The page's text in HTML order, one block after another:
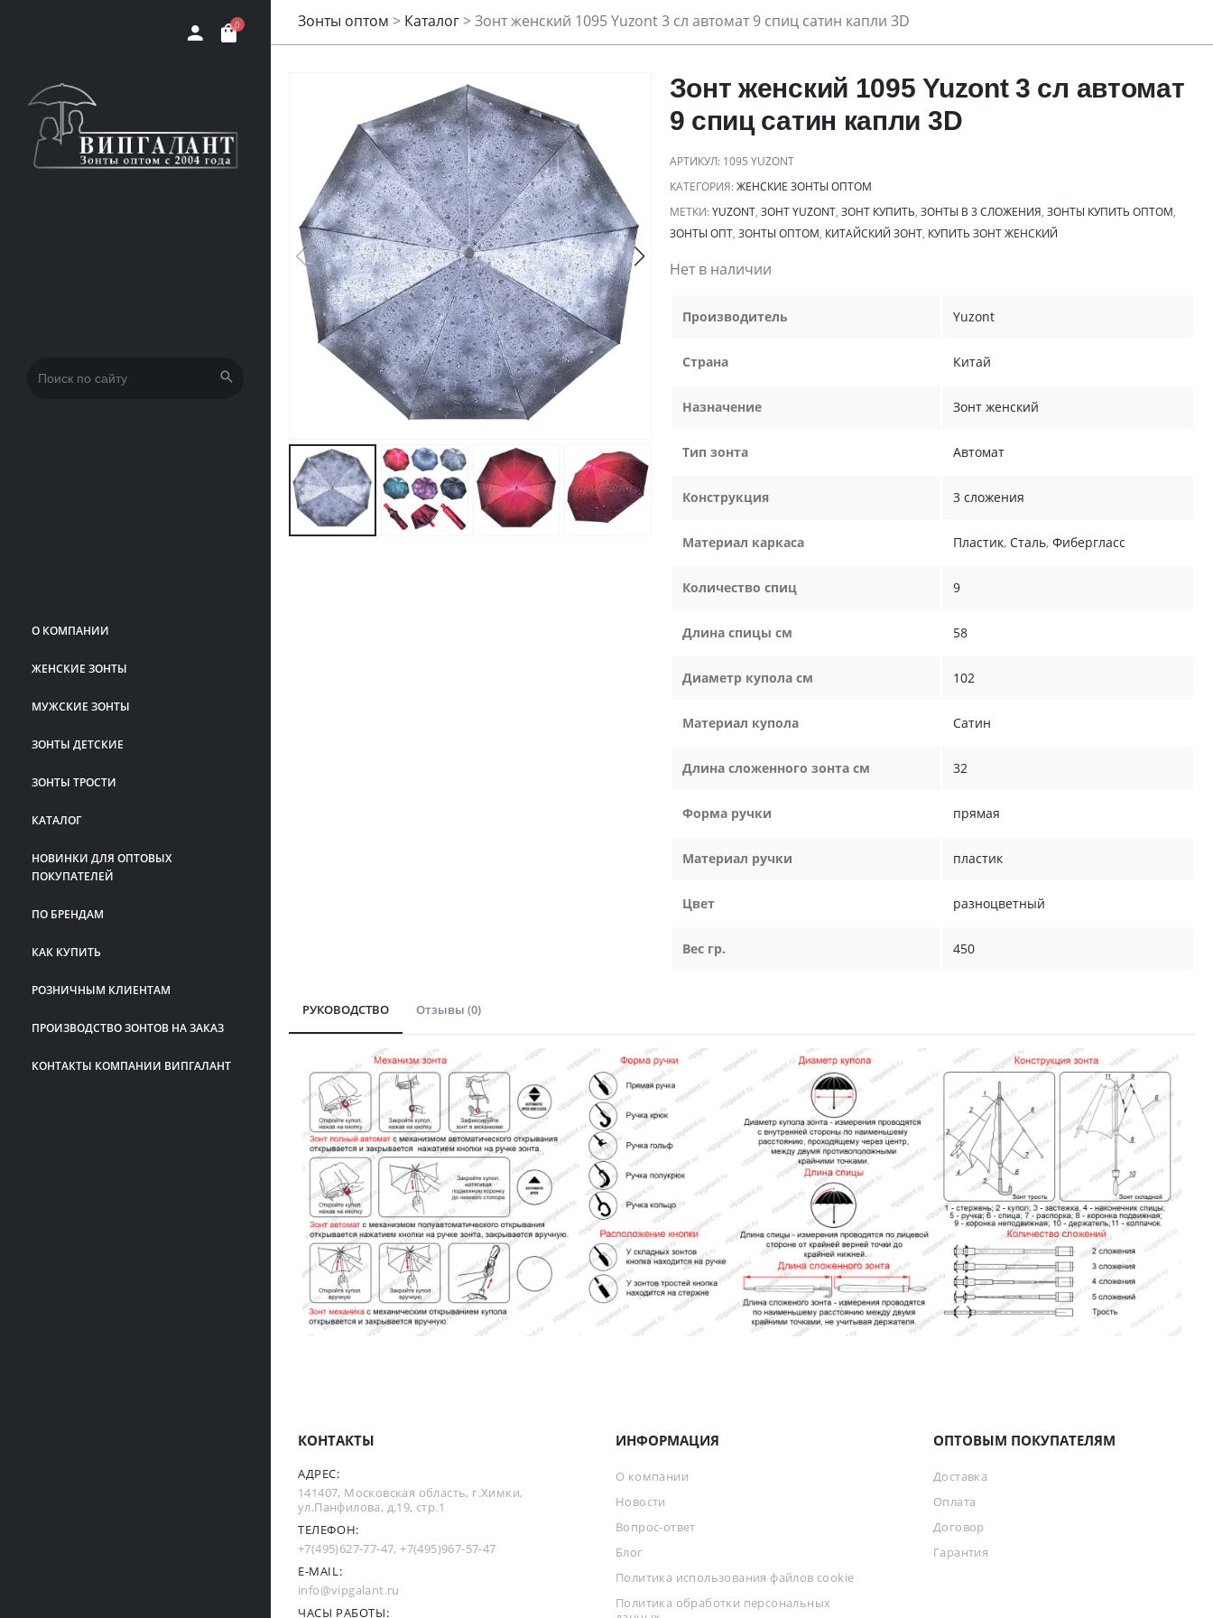
0
Искать:
О КОМПАНИИ
ЖЕНСКИЕ ЗОНТЫ
МУЖСКИЕ ЗОНТЫ
ЗОНТЫ ДЕТСКИЕ
ЗОНТЫ ТРОСТИ
КАТАЛОГ
НОВИНКИ ДЛЯ ОПТОВЫХ
ПОКУПАТЕЛЕЙ
ПО БРЕНДАМ
КАК КУПИТЬ
РОЗНИЧНЫМ КЛИЕНТАМ
ПРОИЗВОДСТВО ЗОНТОВ НА ЗАКАЗ
КОНТАКТЫ КОМПАНИИ ВИПГАЛАНТ
Зонты оптом > Каталог>Зонт женский 1095 Yuzont 3 сл автомат 9 спиц сатин капли 3D
Зонт женский 1095 Yuzont 3 сл автомат
9 спиц сатин капли 3D
АРТИКУЛ: 1095 YUZONT
КАТЕГОРИЯ:ЖЕНСКИЕ ЗОНТЫ ОПТОМ
МЕТКИ:YUZONT, ЗОНТ YUZONT, ЗОНТ КУПИТЬ, ЗОНТЫ В 3 СЛОЖЕНИЯ, ЗОНТЫ КУПИТЬ ОПТОМ,
ЗОНТЫ ОПТ, ЗОНТЫ ОПТОМ, КИТАЙСКИЙ ЗОНТ, КУПИТЬ ЗОНТ ЖЕНСКИЙ
Нет в наличии
Производитель Yuzont
Страна Китай
Назначение Зонт женский
Тип зонта Автомат
Конструкция 3 сложения
Материал каркаса Пластик, Сталь, Фибергласс
Количество спиц 9
Длина спицы см 58
Диаметр купола см 102
Материал купола Сатин
Длина сложенного зонта см 32
Форма ручки прямая
Материал ручки пластик
Цвет разноцветный
Вес гр. 450
РУКОВОДСТВО Отзывы (0)
КОНТАКТЫ
АДРЕС:
141407, Московская область, г.Химки,
ул.Панфилова, д.19, стр.1
ТЕЛЕФОН:
+7(495)627-77-47,+7(495)967-57-47
E-MAIL:
info@vipgalant.ru
ЧАСЫ РАБОТЫ:
ИНФОРМАЦИЯ
О компании
Новости
Вопрос-ответ
Блог
Политика использования файлов cookie
Политика обработки персональных
ОПТОВЫМ ПОКУПАТЕЛЯМ
Доставка
Оплата
Договор
Гарантия